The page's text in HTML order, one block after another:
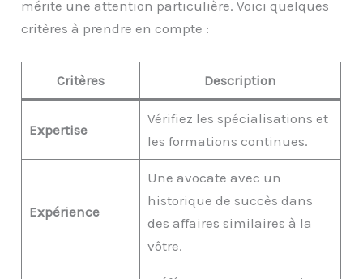
mérite une attention particulière. Voici quelques
critères à prendre en compte :
Critères Description
Expertise
Vérifiez les spécialisations et
les formations continues.
Expérience
Une avocate avec un
historique de succès dans
des affaires similaires à la
vôtre.